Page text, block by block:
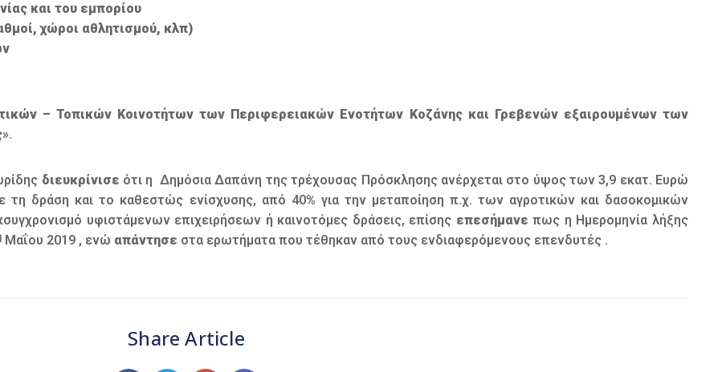
και του εμπορίου
χώροι αθλητισμού, κλπ)
– Τοπικών Κοινοτήτων των Περιφερειακών Ενοτήτων Κοζάνης και Γρεβενών εξαιρουμένων των
».
διευκρίνισε ότι η Δημόσια Δαπάνη της τρέχουσας Πρόσκλησης ανέρχεται στο ύψος των 3,9 εκατ. Ευρώ
τη δράση και το καθεστώς ενίσχυσης, από 40% για την μεταποίηση π.χ. των αγροτικών και δασοκομικών
υφιστάμενων επιχειρήσεων ή καινοτόμες δράσεις, επίσης επεσήμανε πως η Ημερομηνία λήξης
Μαΐου 2019 , ενώ απάντησε στα ερωτήματα που τέθηκαν από τους ενδιαφερόμενους επενδυτές .
Share Article